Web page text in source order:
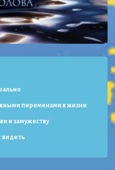
переменами в жизни
и замужеству
видеть